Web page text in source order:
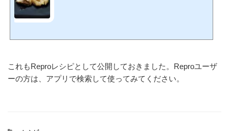
これもReproレシピとして公開しておきました。Reproユーザ
ーの方は、アプリで検索して使ってみてください。